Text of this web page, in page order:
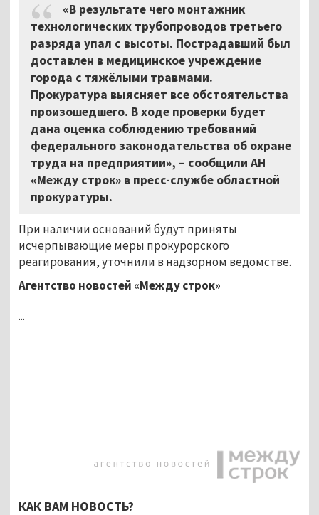
«В результате чего монтажник
технологических трубопроводов третьего
разряда упал с высоты. Пострадавший был
доставлен в медицинское учреждение
города с тяжёлыми травмами.
Прокуратура выясняет все обстоятельства
произошедшего. В ходе проверки будет
дана оценка соблюдению требований
федерального законодательства об охране
труда на предприятии», – сообщили АН
«Между строк» в пресс-службе областной
прокуратуры.
При наличии оснований будут приняты
исчерпывающие меры прокурорского
реагирования, уточнили в надзорном ведомстве.
Агентство новостей «Между строк»
...
КАК ВАМ НОВОСТЬ?